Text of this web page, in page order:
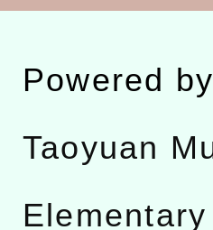
Powered by
Taoyuan
Elementary